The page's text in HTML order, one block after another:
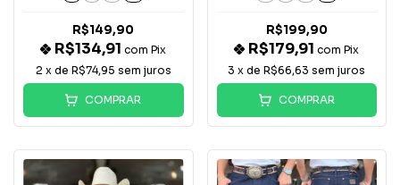
R$149,90
R$134,91com Pix
2 x de R$74,95 sem juros
COMPRAR
R$199,90
R$179,91com Pix
3 x deR$66,63 sem juros
COMPRAR